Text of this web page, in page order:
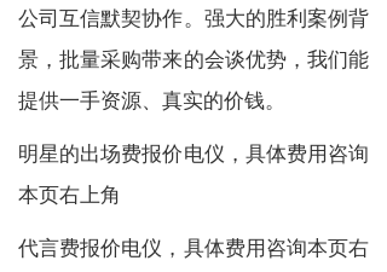
公司互信默契协作。强大的胜利案例背
景，批量采购带来的会谈优势，我们能
提供一手资源、真实的价钱。
明星的出场费报价电仪，具体费用咨询
本页右上角
代言费报价电仪，具体费用咨询本页右